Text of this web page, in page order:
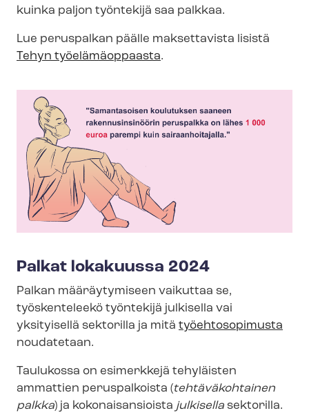
kuinka paljon työntekijä saa palkkaa.
Lue peruspalkan päälle maksettavista lisistä
Tehyn työelämäoppaasta.
Palkat lokakuussa 2024
Palkan määräytymiseen vaikuttaa se,
työskenteleekö työntekijä julkisella vai
yksityisellä sektorilla ja mitä työehtosopimusta
noudatetaan.
Taulukossa on esimerkkejä tehyläisten
ammattien peruspalkoista (tehtäväkohtainen
palkka) ja kokonaisansioista julkisella sektorilla.